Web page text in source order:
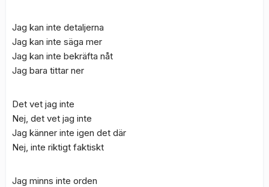
Jag kan inte detaljerna
Jag kan inte säga mer
Jag kan inte bekräfta nåt
Jag bara tittar ner
Det vet jag inte
Nej, det vet jag inte
Jag känner inte igen det där
Nej, inte riktigt faktiskt
Jag minns inte orden